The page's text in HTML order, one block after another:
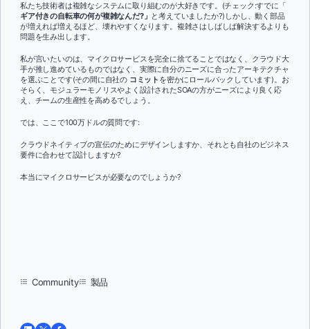
私たち技術者は複雑なシステムに取り組むのが大好きです。(チェック:すでに「
ギア付きの自転車の何が複雑なんだ?」 と考えていましたか?)しかし、動く部品
が増えれば増えるほど、壊れやすくなります。複雑さはしばしば解決するよりも
問題を生み出します。
私が言いたいのは、マイクロサービスを完全に捨てることではなく、クラウド大
手が推し進めているものではなく、実際に自分のニーズに合ったアーキテクチャ
を選ぶことです(その間に自社の コミット を密かにロールバックしています)。お
そらく、モジュラーモノリスやよく設計されたSOAの方がニーズにより良く応
え、チームの生産性を高めるでしょう。
では、ここで100万ドルの質問です:
クラウドネイティブの宣伝のためにデザインしますか、それとも自社のビジネス
要件に合わせて設計しますか?
本当にマイクロサービスが必要なのでしょうか?
Community 製品